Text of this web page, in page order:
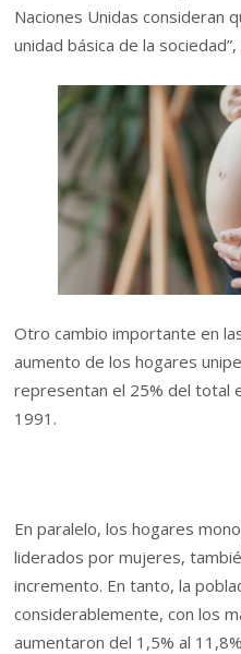
Naciones Unidas consideran
unidad básica de la
Otro cambio importante en
aumento de los hogares
representan el 25% del total
1991.
En paralelo, los hogares
liderados por mujeres,
incremento. En tanto, la
considerablemente, con los
aumentaron del 1,5% al